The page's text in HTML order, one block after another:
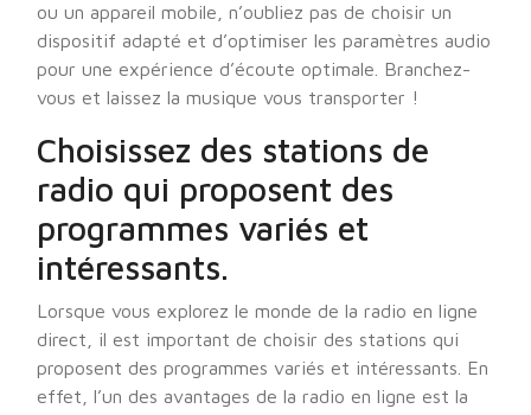
ou un appareil mobile, n’oubliez pas de choisir un
dispositif adapté et d’optimiser les paramètres audio
pour une expérience d’écoute optimale. Branchez-
vous et laissez la musique vous transporter !
Choisissez des stations de
radio qui proposent des
programmes variés et
intéressants.
Lorsque vous explorez le monde de la radio en ligne
direct, il est important de choisir des stations qui
proposent des programmes variés et intéressants. En
effet, l’un des avantages de la radio en ligne est la